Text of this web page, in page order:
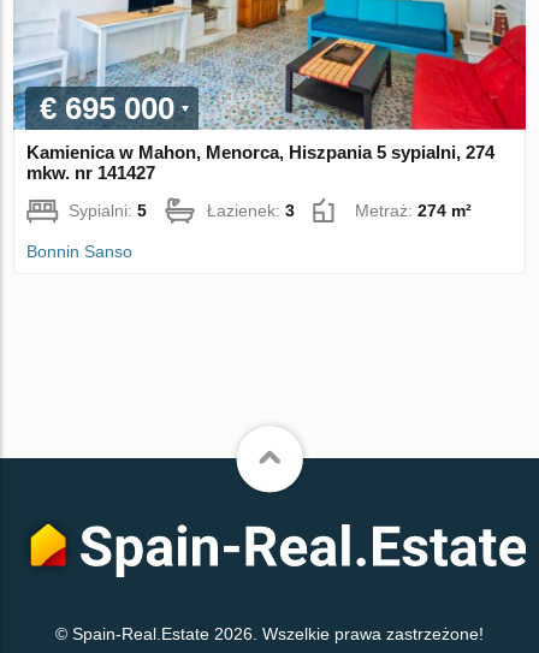
€ 695 000
Kamienica w Mahon, Menorca, Hiszpania 5 sypialni, 274
mkw. nr 141427
Sypialni:5 Łazienek:3 Metraż:274 m²
Bonnin Sanso
© Spain-Real.Estate 2026. Wszelkie prawa zastrzeżone!